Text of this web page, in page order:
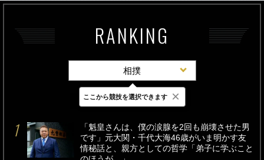
RANKING
相撲
最新 24時間 週間
「魁皇さんは、僕の涙腺を2回も崩壊させた男
です」元大関・千代大海46歳がいま明かす友
情秘話と、親方としての哲学「弟子に学ぶこと
ここから競技を選択できます ×